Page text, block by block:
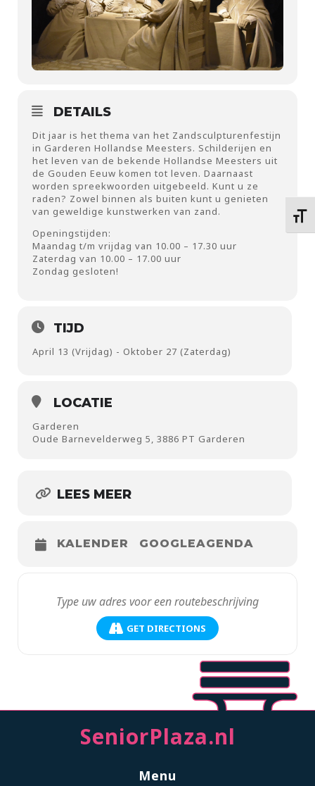
DETAILS
Dit jaar is het thema van het Zandsculpturenfestijn
in Garderen Hollandse Meesters. Schilderijen en
het leven van de bekende Hollandse Meesters uit
de Gouden Eeuw komen tot leven. Daarnaast
worden spreekwoorden uitgebeeld. Kunt u ze
raden? Zowel binnen als buiten kunt u genieten
van geweldige kunstwerken van zand.
Openingstijden:
Maandag t/m vrijdag van 10.00 – 17.30 uur
Zaterdag van 10.00 – 17.00 uur
Zondag gesloten!
TIJD
April 13 (Vrijdag) - Oktober 27 (Zaterdag)
LOCATIE
Garderen
Oude Barnevelderweg 5, 3886 PT Garderen
LEES MEER
KALENDER GOOGLEAGENDA
GET DIRECTIONS
SeniorPlaza.nl
Menu